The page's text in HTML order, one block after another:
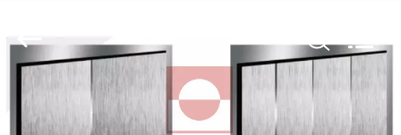
HAUS
Rights
Reserved.